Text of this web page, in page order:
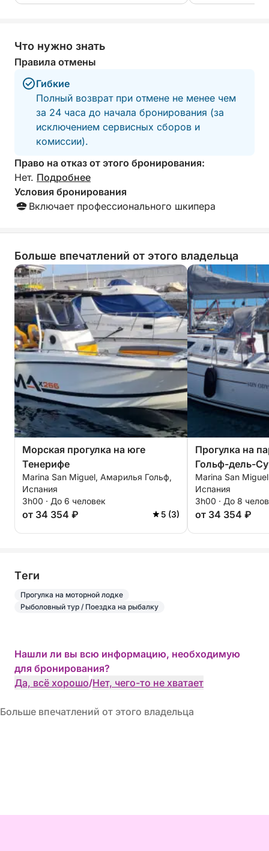
The crew made us feel completely
the entire day. We are incredibly
grateful for this unforgettable and fully
organized experience. Highly
recommended to anyone looking for a
relaxing, fun, and special day on the
water!
Что нужно знать
Правила отмены
Гибкие
Полный возврат при отмене не менее чем
за 24 часа до начала бронирования (за
исключением сервисных сборов и
комиссии).
Право на отказ от этого бронирования:
Нет. Подробнее
Условия бронирования
Включает профессионального шкипера
Больше впечатлений от этого владельца
Морская прогулка на юге
Тенерифе
Marina San Miguel, Амарилья Гольф,
Испания
3h00 · До 6 человек
от 34 354 ₽ 5 (3)
Прогулка на
Гольф-дель-
Marina San
Испания
3h00 · До 8
от 34 354 ₽
Tеги
Прогулка на моторной лодке
Рыболовный тур / Поездка на рыбалку
Нашли ли вы всю информацию, необходимую
для бронирования?
Да, всё хорошо/Нет, чего-то не хватает
Больше впечатлений от этого владельца